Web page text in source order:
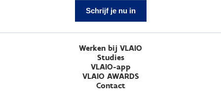
Schrijf je nu in
Werken bij VLAIO
Studies
VLAIO-app
VLAIO AWARDS
Contact